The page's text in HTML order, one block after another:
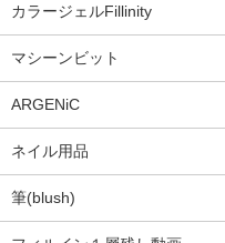
カラージェルFillinity
マシーンビット
ARGENiC
ネイル用品
筆(blush)